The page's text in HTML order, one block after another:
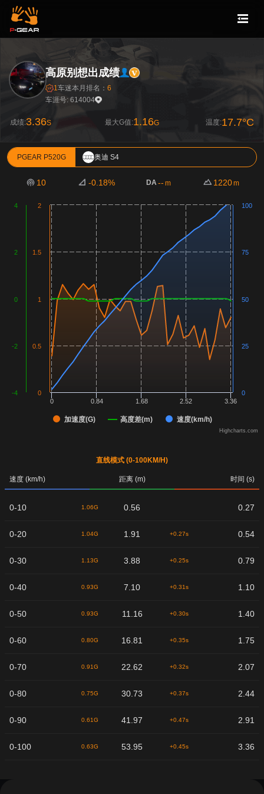
高原别想出成绩
1车迷本月排名： 6
车涯号: 614004
成绩:3.36S 最大G值:1.16G 温度:17.7°C
PGEAR P520G 奥迪 S4
10 -0.18% DA-- m 1220m
加速度(G) 高度差(m) 速度(km/h)
0 0.84 1.68 2.52 3.36
0
0.5
1
1.5
2
-4
-2
0
2
4
0
25
50
75
100
Highcharts.com
直线模式 (0-100KM/H)
速度 (km/h) 距离 (m) 时间 (s)
0-10 1.06G 0.56 0.27
0-20 1.04G 1.91 +0.27s 0.54
0-30 1.13G 3.88 +0.25s 0.79
0-40 0.93G 7.10 +0.31s 1.10
0-50 0.93G 11.16 +0.30s 1.40
0-60 0.80G 16.81 +0.35s 1.75
0-70 0.91G 22.62 +0.32s 2.07
0-80 0.75G 30.73 +0.37s 2.44
0-90 0.61G 41.97 +0.47s 2.91
0-100 0.63G 53.95 +0.45s 3.36